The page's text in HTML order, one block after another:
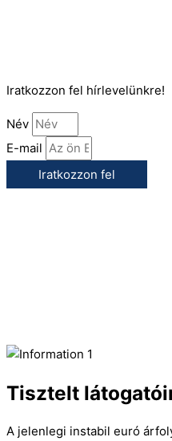
Iratkozzon fel hírlevelünkre!
Név
E-mail
Iratkozzon fel
Tisztelt
A jelenlegi instabil euró